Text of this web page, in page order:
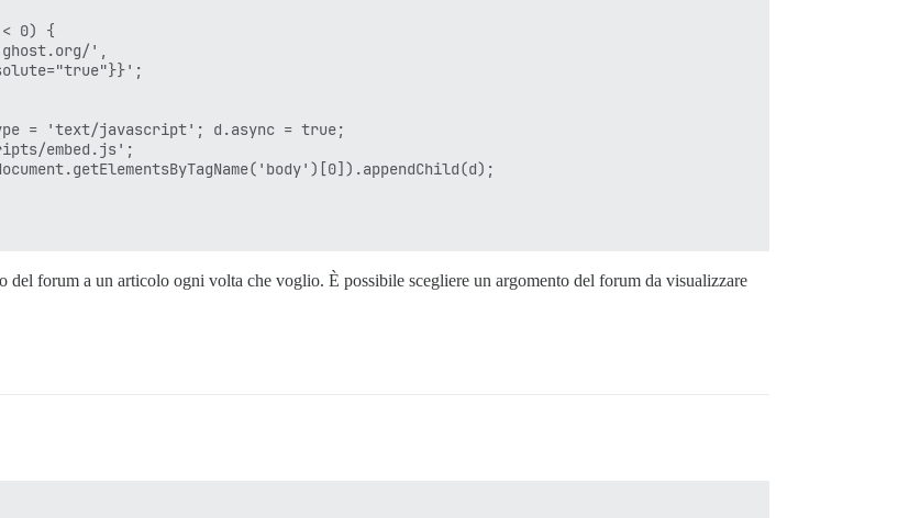
0) {
',
= 'text/javascript'; d.async = true;
embed.js';
del forum a un articolo ogni volta che voglio. È possibile scegliere un argomento del forum da visualizzare